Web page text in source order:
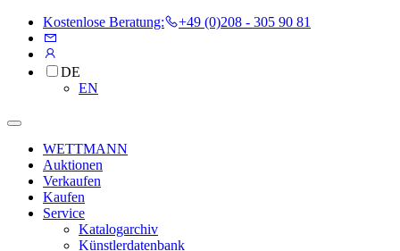
Kostenlose Beratung: +49 (0)208 - 305 90 81
DE
EN
WETTMANN
Auktionen
Verkaufen
Kaufen
Service
Katalogarchiv
Künstlerdatenbank